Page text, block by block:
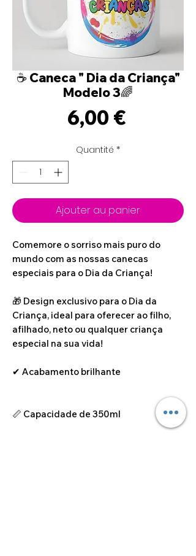
☕ Caneca " Dia da Criança"
Modelo 3🌈
6,00 €Prix
Quantité *
Ajouter au panier
Comemore o sorriso mais puro do
mundo com as nossas canecas
especiais para o Dia da Criança!
🎁 Design exclusivo para o Dia da
Criança, ideal para oferecer ao filho,
afilhado, neto ou qualquer criança
especial na sua vida!
✔ Acabamento brilhante
📏 Capacidade de 350ml